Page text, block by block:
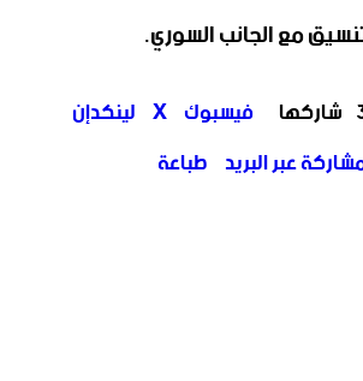
مع الجانب السوري.
فيسبوك
‫X
لينكدإن
واتساب
تيلقرام
شاركها فيسبوك ‫X لينكدإن
عبر البريد طباعة